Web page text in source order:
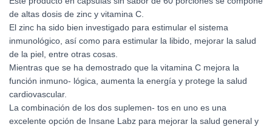
de altas dosis de zinc y vitamina C.
El zinc ha sido bien investigado para estimular el sistema
inmunológico, así como para estimular la libido, mejorar la salud
de la piel, entre otras cosas.
Mientras que se ha demostrado que la vitamina C mejora la
función inmuno- lógica, aumenta la energía y protege la salud
cardiovascular.
La combinación de los dos suplemen- tos en uno es una
excelente opción de Insane Labz para mejorar la salud general y